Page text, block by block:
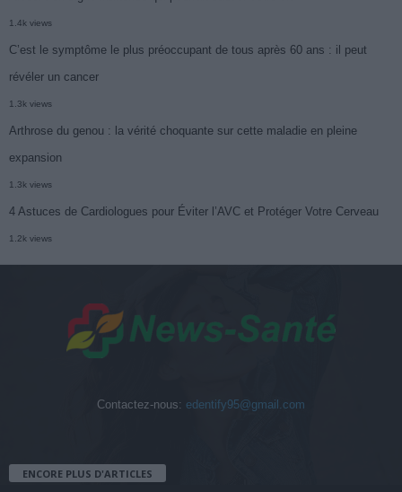
1.4k views
C’est le symptôme le plus préoccupant de tous après 60 ans : il peut
révéler un cancer
1.3k views
Arthrose du genou : la vérité choquante sur cette maladie en pleine
expansion
1.3k views
4 Astuces de Cardiologues pour Éviter l’AVC et Protéger Votre Cerveau
1.2k views
Contactez-nous: edentify95@gmail.com
ENCORE PLUS D'ARTICLES